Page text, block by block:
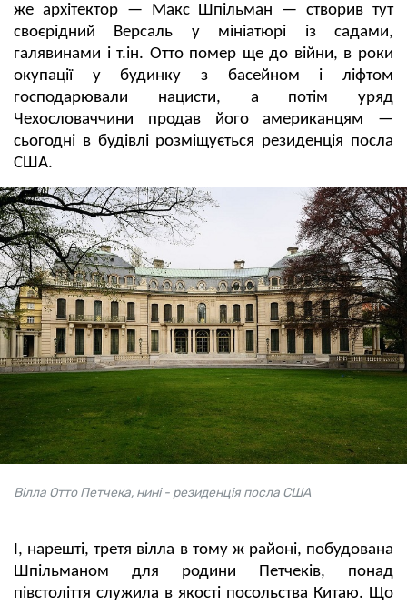
же архітектор — Макс Шпільман — створив тут
своєрідний Версаль у мініатюрі із садами,
галявинами і т.ін. Отто помер ще до війни, в роки
окупації у будинку з басейном і ліфтом
господарювали нацисти, а потім уряд
Чехословаччини продав його американцям —
сьогодні в будівлі розміщується резиденція посла
США.
Вілла Отто Петчека, нині - резиденція посла США
І, нарешті, третя вілла в тому ж районі, побудована
Шпільманом для родини Петчеків, понад
півстоліття служила в якості посольства Китаю. Що